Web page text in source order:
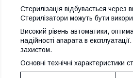
Стерилізація відбувається
Стерилізатори можуть бути
Високий рівень автоматики,
надійності апарата в
захистом.
Основні технічні характеристики